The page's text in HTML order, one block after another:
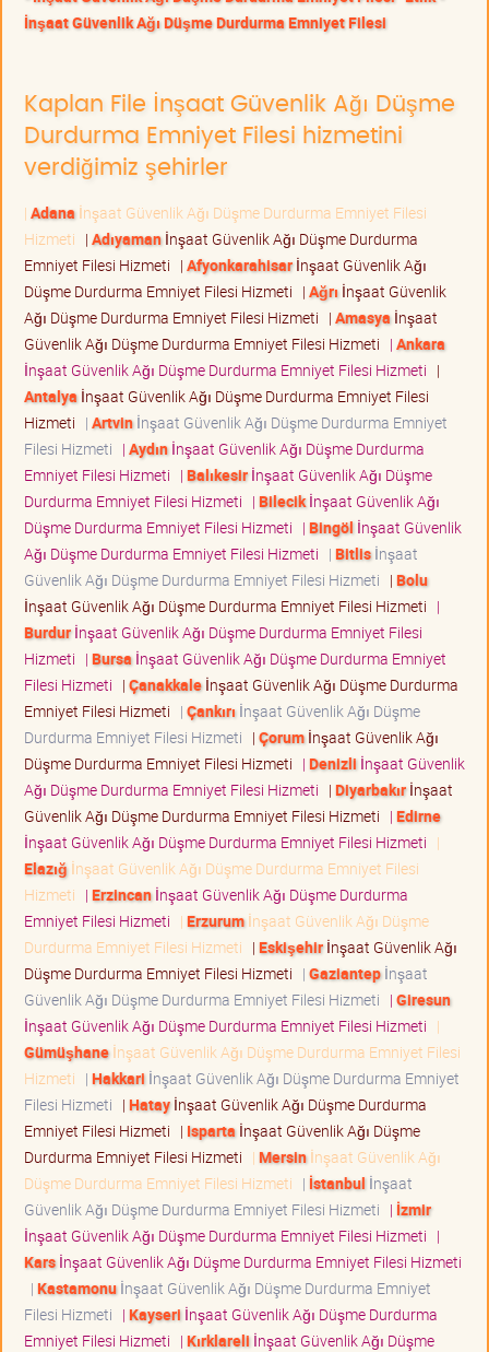
İnşaat Güvenlik Ağı Düşme Durdurma Emniyet Filesi
Kaplan File İnşaat Güvenlik Ağı Düşme
Durdurma Emniyet Filesi hizmetini
verdiğimiz şehirler
| Adana İnşaat Güvenlik Ağı Düşme Durdurma Emniyet Filesi
Hizmeti | Adıyamanİnşaat Güvenlik Ağı Düşme Durdurma
Emniyet Filesi Hizmeti | Afyonkarahisarİnşaat Güvenlik Ağı
Düşme Durdurma Emniyet Filesi Hizmeti | Ağrı İnşaat Güvenlik
Ağı Düşme Durdurma Emniyet Filesi Hizmeti | Amasya İnşaat
Güvenlik Ağı Düşme Durdurma Emniyet Filesi Hizmeti | Ankara
İnşaat Güvenlik Ağı Düşme Durdurma Emniyet Filesi Hizmeti |
Antalya İnşaat Güvenlik Ağı Düşme Durdurma Emniyet Filesi
Hizmeti | Artvinİnşaat Güvenlik Ağı Düşme Durdurma Emniyet
Filesi Hizmeti | Aydınİnşaat Güvenlik Ağı Düşme Durdurma
Emniyet Filesi Hizmeti | Balıkesirİnşaat Güvenlik Ağı Düşme
Durdurma Emniyet Filesi Hizmeti | Bilecikİnşaat Güvenlik Ağı
Düşme Durdurma Emniyet Filesi Hizmeti | Bingöl İnşaat Güvenlik
Ağı Düşme Durdurma Emniyet Filesi Hizmeti | Bitlisİnşaat
Güvenlik Ağı Düşme Durdurma Emniyet Filesi Hizmeti | Bolu
İnşaat Güvenlik Ağı Düşme Durdurma Emniyet Filesi Hizmeti |
Burdurİnşaat Güvenlik Ağı Düşme Durdurma Emniyet Filesi
Hizmeti | Bursa İnşaat Güvenlik Ağı Düşme Durdurma Emniyet
Filesi Hizmeti | Çanakkaleİnşaat Güvenlik Ağı Düşme Durdurma
Emniyet Filesi Hizmeti | Çankırı İnşaat Güvenlik Ağı Düşme
Durdurma Emniyet Filesi Hizmeti | Çorumİnşaat Güvenlik Ağı
Düşme Durdurma Emniyet Filesi Hizmeti | Denizli İnşaat Güvenlik
Ağı Düşme Durdurma Emniyet Filesi Hizmeti | Diyarbakırİnşaat
Güvenlik Ağı Düşme Durdurma Emniyet Filesi Hizmeti | Edirne
İnşaat Güvenlik Ağı Düşme Durdurma Emniyet Filesi Hizmeti |
Elazığ İnşaat Güvenlik Ağı Düşme Durdurma Emniyet Filesi
Hizmeti | Erzincanİnşaat Güvenlik Ağı Düşme Durdurma
Emniyet Filesi Hizmeti | Erzurumİnşaat Güvenlik Ağı Düşme
Durdurma Emniyet Filesi Hizmeti | Eskişehirİnşaat Güvenlik Ağı
Düşme Durdurma Emniyet Filesi Hizmeti | Gaziantepİnşaat
Güvenlik Ağı Düşme Durdurma Emniyet Filesi Hizmeti | Giresun
İnşaat Güvenlik Ağı Düşme Durdurma Emniyet Filesi Hizmeti |
Gümüşhaneİnşaat Güvenlik Ağı Düşme Durdurma Emniyet Filesi
Hizmeti | Hakkari İnşaat Güvenlik Ağı Düşme Durdurma Emniyet
Filesi Hizmeti | Hatayİnşaat Güvenlik Ağı Düşme Durdurma
Emniyet Filesi Hizmeti | Isparta İnşaat Güvenlik Ağı Düşme
Durdurma Emniyet Filesi Hizmeti | Mersinİnşaat Güvenlik Ağı
Düşme Durdurma Emniyet Filesi Hizmeti | İstanbul İnşaat
Güvenlik Ağı Düşme Durdurma Emniyet Filesi Hizmeti | İzmir
İnşaat Güvenlik Ağı Düşme Durdurma Emniyet Filesi Hizmeti |
Karsİnşaat Güvenlik Ağı Düşme Durdurma Emniyet Filesi Hizmeti
| Kastamonuİnşaat Güvenlik Ağı Düşme Durdurma Emniyet
Filesi Hizmeti | Kayseri İnşaat Güvenlik Ağı Düşme Durdurma
Emniyet Filesi Hizmeti | Kırklareli İnşaat Güvenlik Ağı Düşme